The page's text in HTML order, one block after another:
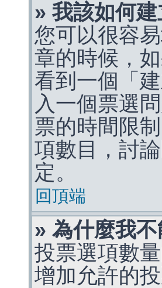
» 我該如何
您可以很容
章的時候，
看到一個「
入一個票選
票的時間限
項數目，討
定。
回頂端
» 為什麼我
投票選項數
增加允許的